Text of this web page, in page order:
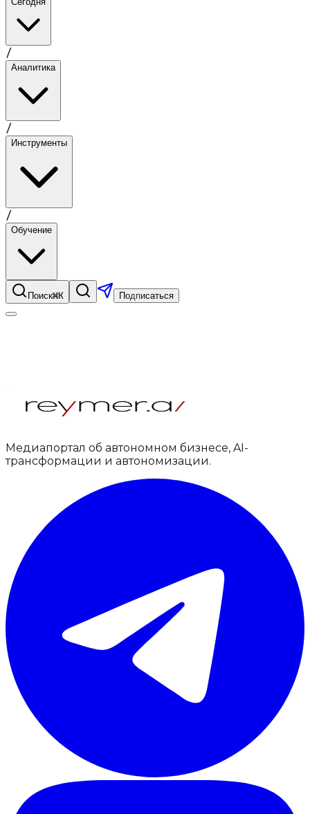
/
Аналитика
/
Инструменты
/
Обучение
Поиск⌘K Подписаться
Медиапортал об автономном бизнесе, AI-
трансформации и автономизации.